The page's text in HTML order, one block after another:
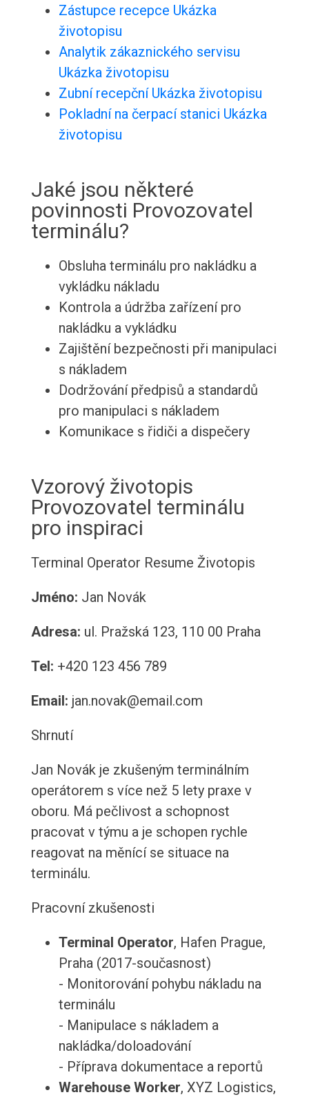
Zástupce recepce Ukázka
životopisu
Analytik zákaznického servisu
Ukázka životopisu
Zubní recepční Ukázka životopisu
Pokladní na čerpací stanici Ukázka
životopisu
Jaké jsou některé
povinnosti Provozovatel
terminálu?
Obsluha terminálu pro nakládku a
vykládku nákladu
Kontrola a údržba zařízení pro
nakládku a vykládku
Zajištění bezpečnosti při manipulaci
s nákladem
Dodržování předpisů a standardů
pro manipulaci s nákladem
Komunikace s řidiči a dispečery
Vzorový životopis
Provozovatel terminálu
pro inspiraci
Terminal Operator Resume Životopis
Jméno: Jan Novák
Adresa: ul. Pražská 123, 110 00 Praha
Tel: +420 123 456 789
Email: jan.novak@email.com
Shrnutí
Jan Novák je zkušeným terminálním
operátorem s více než 5 lety praxe v
oboru. Má pečlivost a schopnost
pracovat v týmu a je schopen rychle
reagovat na měnící se situace na
terminálu.
Pracovní zkušenosti
Terminal Operator, Hafen Prague,
Praha (2017-současnost)
- Monitorování pohybu nákladu na
terminálu
- Manipulace s nákladem a
nakládka/doloadování
- Příprava dokumentace a reportů
Warehouse Worker, XYZ Logistics,